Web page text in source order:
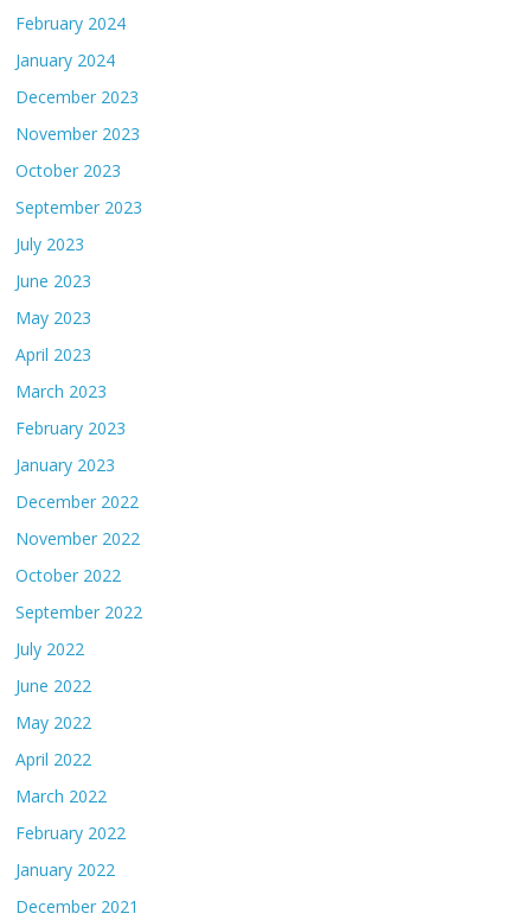
February 2024
January 2024
December 2023
November 2023
October 2023
September 2023
July 2023
June 2023
May 2023
April 2023
March 2023
February 2023
January 2023
December 2022
November 2022
October 2022
September 2022
July 2022
June 2022
May 2022
April 2022
March 2022
February 2022
January 2022
December 2021